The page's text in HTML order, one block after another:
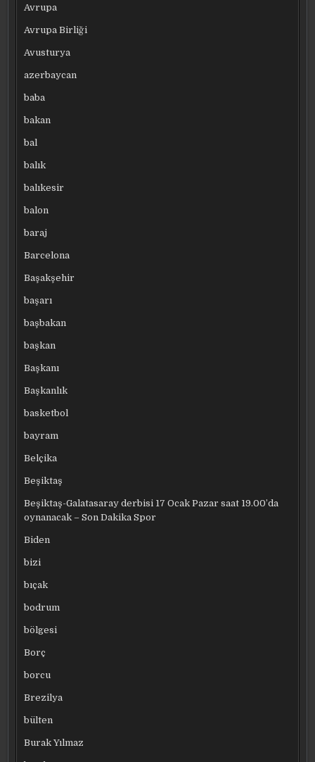
Avrupa
Avrupa Birliği
Avusturya
azerbaycan
baba
bakan
bal
balık
balıkesir
balon
baraj
Barcelona
Başakşehir
başarı
başbakan
başkan
Başkanı
Başkanlık
basketbol
bayram
Belçika
Beşiktaş
Beşiktaş-Galatasaray derbisi 17 Ocak Pazar saat 19.00’da
oynanacak – Son Dakika Spor
Biden
bizi
bıçak
bodrum
bölgesi
Borç
borcu
Brezilya
bülten
Burak Yılmaz